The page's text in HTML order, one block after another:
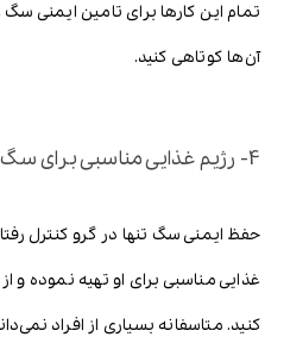
تمام این کارها برای تامین ایمنی
آن‌ها کوتاهی کنید.
4- رژیم غذایی مناسبی برای سگ تهیه کنید!
حفظ ایمنی سگ تنها در گرو کنترل
غذایی مناسبی برای او تهیه نموده
کنید. متاسفانه بسیاری از افراد